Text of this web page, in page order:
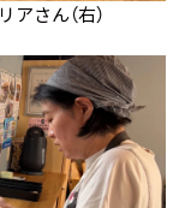
さん（右）